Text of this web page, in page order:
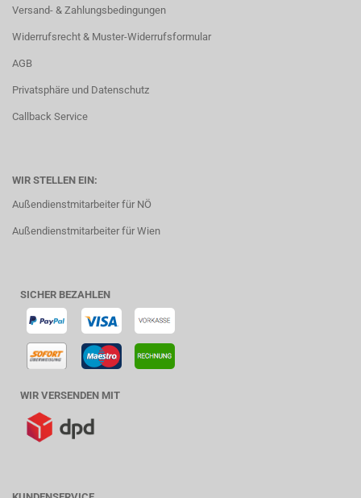
Versand- & Zahlungsbedingungen
Widerrufsrecht & Muster-Widerrufsformular
AGB
Privatsphäre und Datenschutz
Callback Service
WIR STELLEN EIN:
Außendienstmitarbeiter für NÖ
Außendienstmitarbeiter für Wien
SICHER BEZAHLEN
WIR VERSENDEN MIT